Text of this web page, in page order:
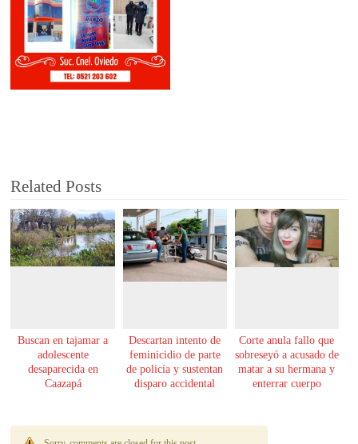
Related Posts
Buscan en tajamar a
adolescente
desaparecida en
Caazapá
Descartan intento de
feminicidio de parte
de policía y sustentan
disparo accidental
Corte anula fallo que
sobreseyó a acusado de
matar a su hermana y
enterrar cuerpo